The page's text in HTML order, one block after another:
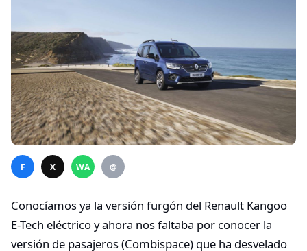
F X WA @
Conocíamos ya la versión furgón del Renault Kangoo
E-Tech eléctrico y ahora nos faltaba por conocer la
versión de pasajeros (Combispace) que ha desvelado